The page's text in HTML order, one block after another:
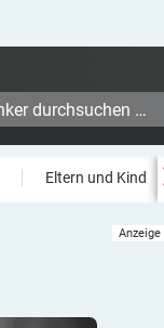
Eltern und Kind